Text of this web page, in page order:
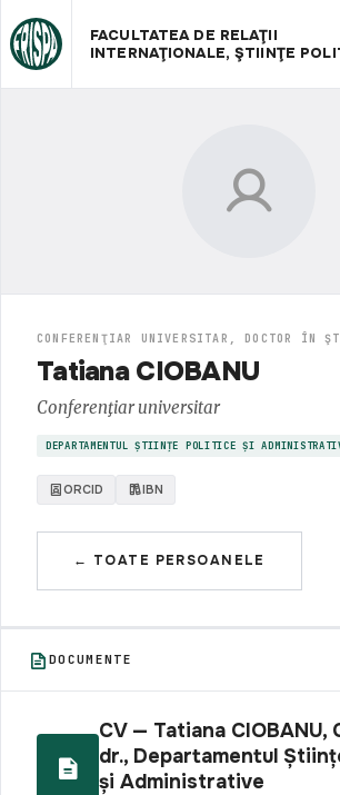
FACULTATEA DE RELAŢII
INTERNAŢIONALE, ŞTIINŢE POLITICE ŞI
CONFERENŢIAR UNIVERSITAR, DOCTOR ÎN
Tatiana CIOBANU
Conferenţiar universitar
DEPARTAMENTUL ȘTIINȚE POLITICE ȘI
ORCID IBN
← TOATE PERSOANELE
DOCUMENTE
CV — Tatiana CIOBANU,
dr., Departamentul
și Administrative